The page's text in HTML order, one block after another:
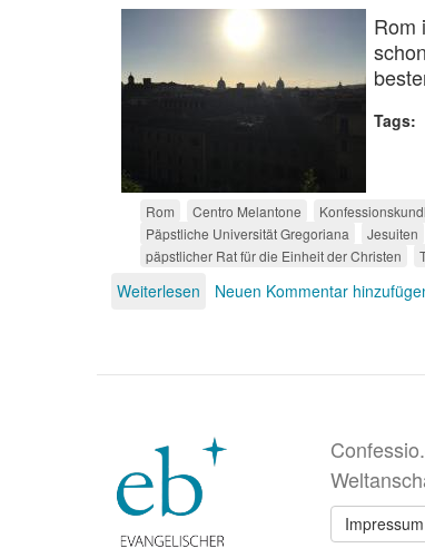
Rom
Tags
Rom Centro Melantone
Päpstliche Universität Gregoriana
Jesuiten
päpstlicher Rat für die Einheit der Christen
Weiterlesen über
Neuen Kommentar
Impressum